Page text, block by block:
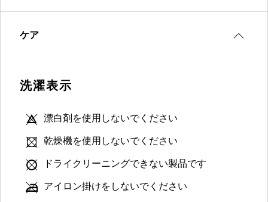
ケア
洗濯表示
漂白剤を使用しないでください
乾燥機を使用しないでください
ドライクリーニングできない製品です
アイロン掛けをしないでください